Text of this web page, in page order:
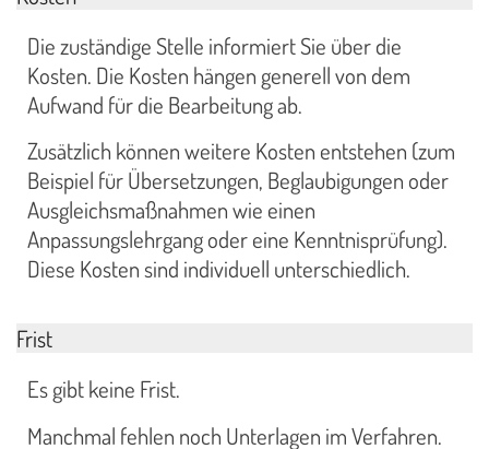
Die zuständige Stelle informiert Sie über die
Kosten. Die Kosten hängen generell von dem
Aufwand für die Bearbeitung ab.
Zusätzlich können weitere Kosten entstehen (zum
Beispiel für Übersetzungen, Beglaubigungen oder
Ausgleichsmaßnahmen wie einen
Anpassungslehrgang oder eine Kenntnisprüfung).
Diese Kosten sind individuell unterschiedlich.
Frist
Es gibt keine Frist.
Manchmal fehlen noch Unterlagen im Verfahren.